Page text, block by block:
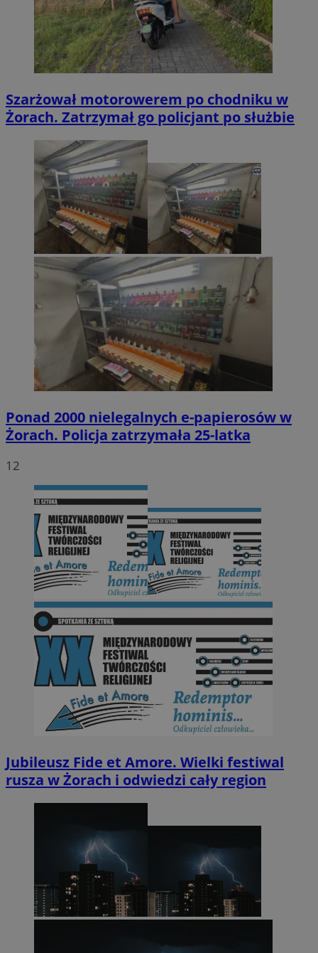
Szarżował motorowerem po chodniku w
Żorach. Zatrzymał go policjant po służbie
Ponad 2000 nielegalnych e-papierosów w
Żorach. Policja zatrzymała 25-latka
12
Jubileusz Fide et Amore. Wielki festiwal
rusza w Żorach i odwiedzi cały region